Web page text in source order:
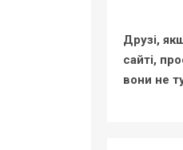
Друзі,
сайті,
вони не